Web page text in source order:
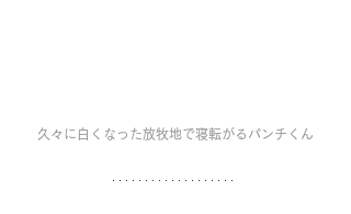
久々に白くなった放牧地で寝転がるパンチくん